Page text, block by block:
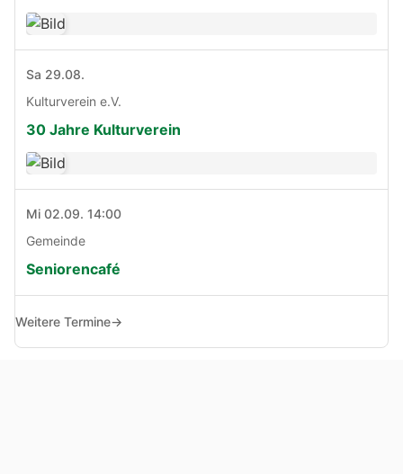
Sa 29.08.
Kulturverein e.V.
30 Jahre Kulturverein
Mi 02.09. 14:00
Gemeinde
Seniorencafé
Weitere Termine→